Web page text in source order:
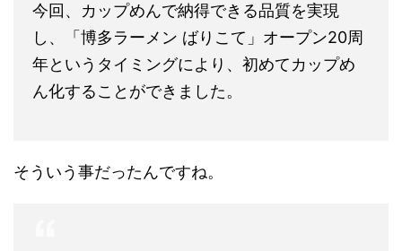
今回、カップめんで納得できる品質を実現
し、「博多ラーメン ばりこて」オープン20周
年というタイミングにより、初めてカップめ
ん化することができました。
そういう事だったんですね。